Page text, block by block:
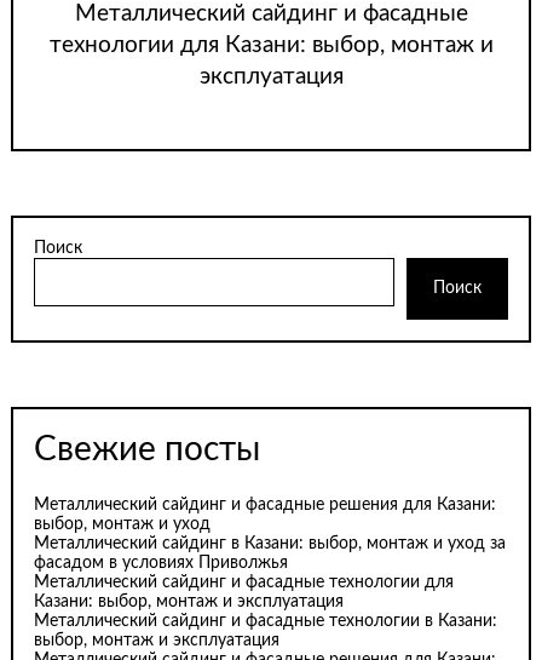
Металлический сайдинг и фасадные
технологии для Казани: выбор, монтаж и
эксплуатация
Поиск
Поиск
Свежие посты
Металлический сайдинг и фасадные решения для Казани:
выбор, монтаж и уход
Металлический сайдинг в Казани: выбор, монтаж и уход за
фасадом в условиях Приволжья
Металлический сайдинг и фасадные технологии для
Казани: выбор, монтаж и эксплуатация
Металлический сайдинг и фасадные технологии в Казани:
выбор, монтаж и эксплуатация